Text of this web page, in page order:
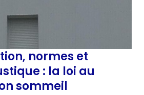
normes et
: la loi au
sommeil